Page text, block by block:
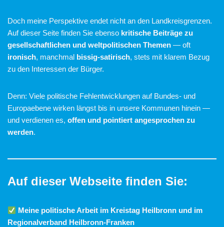
Doch meine Perspektive endet nicht an den Landkreisgrenzen.
Auf dieser Seite finden Sie ebenso kritische Beiträge zu
gesellschaftlichen und weltpolitischen Themen — oft
ironisch, manchmal bissig-satirisch, stets mit klarem Bezug
zu den Interessen der Bürger.
Denn: Viele politische Fehlentwicklungen auf Bundes- und
Europaebene wirken längst bis in unsere Kommunen hinein —
und verdienen es, offen und pointiert angesprochen zu
werden.
Auf dieser Webseite finden Sie:
Meine politische Arbeit im Kreistag Heilbronn und im
Regionalverband Heilbronn-Franken